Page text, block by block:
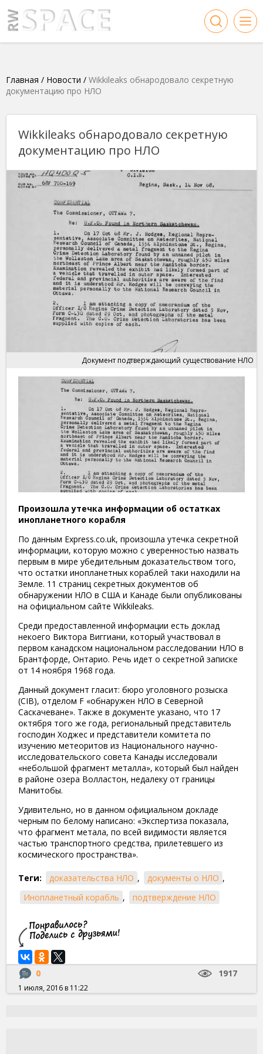
Главная / Новости / Wikkileaks обнародовало секретную
документацию про НЛО
Wikkileaks обнародовало секретную
документацию про НЛО
Документ подтверждающий существование НЛО
Произошла утечка информации об остатках
инопланетного корабля
По данным Express.co.uk, произошла утечка секретной
информации, которую можно с уверенностью назвать
первым в мире убедительным доказательством того,
что остатки инопланетных кораблей таки находили на
Земле. 11 страниц секретных документов об
обнаружении НЛО в США и Канаде были опубликованы
на официальном сайте Wikkileaks.
Среди предоставленной информации есть доклад
некоего Виктора Виггиани, который участвовал в
первом канадском национальном расследовании НЛО в
Брантфорде, Онтарио. Речь идет о секретной записке
от 14 ноября 1968 года.
Данный документ гласит: бюро уголовного розыска
(CIB), отделом F «обнаружен НЛО в Северной
Саскачеване». Также в документе указано, что 17
октября того же года, региональный представитель
господин Ходжес и представители комитета по
изучению метеоритов из Национального научно-
исследовательского совета Канады исследовали
«небольшой фрагмент металла», который был найден
в районе озера Волластон, недалеку от границы
Манитобы.
Удивительно, но в данном официальном докладе
черным по белому написано: «Экспертиза показала,
что фрагмент метала, по всей видимости является
частью транспортного средства, прилетевшего из
космического пространства».
Теги: доказательства НЛО , документы о НЛО ,
Инопланетный корабль , подтверждение НЛО
0 1917
1 июля, 2016 в 11:22